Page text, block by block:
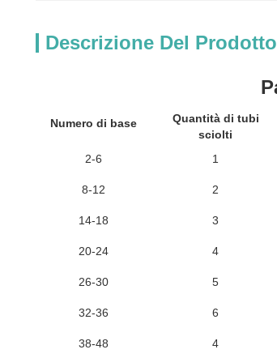
Descrizione Del Prodotto
Numero di base
Quantità di tubi
sciolti
2-6
1
8-12 2
14-18 3
20-24 4
26-30 5
32-36 6
38-48 4